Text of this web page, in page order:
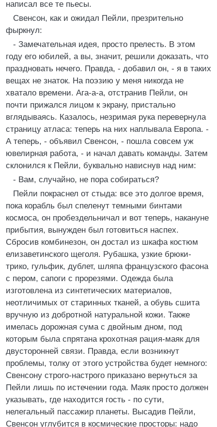
написал все те пьесы.
Свенсон, как и ожидал Пейли, презрительно
фыркнул:
- Замечательная идея, просто прелесть. В этом
году его юбилей, а вы, значит, решили доказать, что
праздновать нечего. Правда, - добавил он, - я в таких
вещах не знаток. На поэзию у меня никогда не
хватало времени. Ага-а-а, отстранив Пейли, он
почти прижался лицом к экрану, пристально
вглядываясь. Казалось, незримая рука перевернула
страницу атласа: теперь на них наплывала Европа. -
А теперь, - объявил Свенсон, - пошла совсем уж
ювелирная работа, - и начал давать команды. Затем
склонился к Пейли, буквально нависнув над ним:
- Вам, случайно, не пора собираться?
Пейли покраснел от стыда: все это долгое время,
пока корабль был спеленут темными бинтами
космоса, он пробездельничал и вот теперь, накануне
прибытия, вынужден был готовиться наспех.
Сбросив комбинезон, он достал из шкафа костюм
елизаветинского щеголя. Рубашка, узкие брюки-
трико, гульфик, дублет, шляпа французского фасона
с пером, сапоги с прорезями. Одежда была
изготовлена из синтетических материалов,
неотличимых от старинных тканей, а обувь сшита
вручную из добротной натуральной кожи. Также
имелась дорожная сума с двойным дном, под
которым была спрятана крохотная рация-маяк для
двусторонней связи. Правда, если возникнут
проблемы, толку от этого устройства будет немного:
Свенсону строго-настрого приказано вернуться за
Пейли лишь по истечении года. Маяк просто должен
указывать, где находится гость - по сути,
нелегальный пассажир планеты. Высадив Пейли,
Свенсон углубится в космические просторы: надо